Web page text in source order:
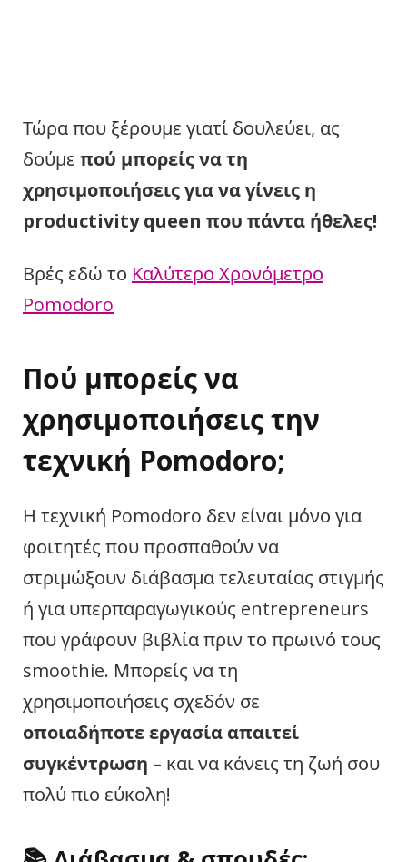
Τώρα που ξέρουμε γιατί δουλεύει, ας
δούμε πού μπορείς να τη
χρησιμοποιήσεις για να γίνεις η
productivity queen που πάντα ήθελες!
Βρές εδώ το Καλύτερο Χρονόμετρο
Pomodoro
Πού μπορείς να
χρησιμοποιήσεις την
τεχνική Pomodoro;
Η τεχνική Pomodoro δεν είναι μόνο για
φοιτητές που προσπαθούν να
στριμώξουν διάβασμα τελευταίας στιγμής
ή για υπερπαραγωγικούς entrepreneurs
που γράφουν βιβλία πριν το πρωινό τους
smoothie. Μπορείς να τη
χρησιμοποιήσεις σχεδόν σε
οποιαδήποτε εργασία απαιτεί
συγκέντρωση – και να κάνεις τη ζωή σου
πολύ πιο εύκολη!